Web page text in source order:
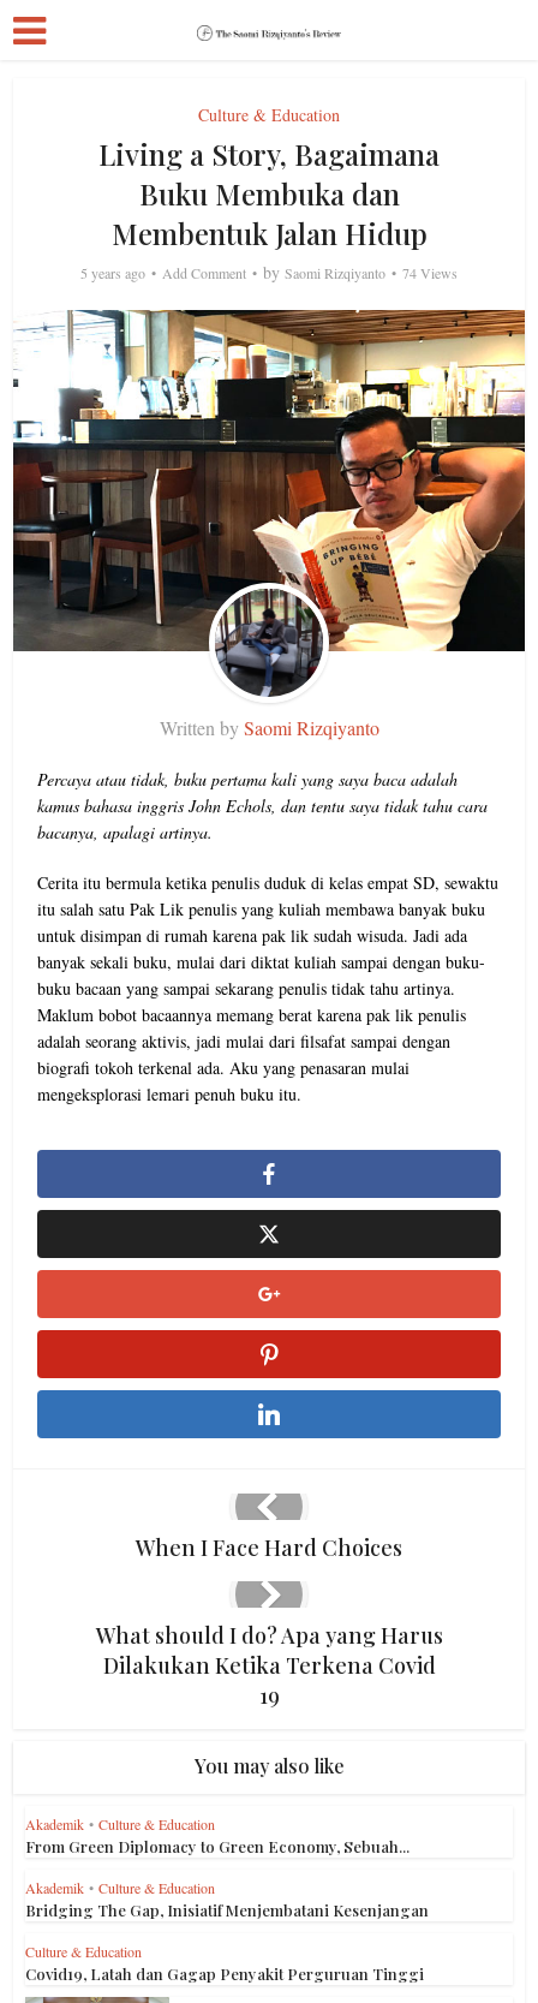
Culture & Education
Living a Story, Bagaimana
Buku Membuka dan
Membentuk Jalan Hidup
5 years ago Add Comment by Saomi Rizqiyanto 74 Views
Written bySaomi Rizqiyanto
Percaya atau tidak, buku pertama kali yang saya baca adalah
kamus bahasa inggris John Echols, dan tentu saya tidak tahu cara
bacanya, apalagi artinya.
Cerita itu bermula ketika penulis duduk di kelas empat SD, sewaktu
itu salah satu Pak Lik penulis yang kuliah membawa banyak buku
untuk disimpan di rumah karena pak lik sudah wisuda. Jadi ada
banyak sekali buku, mulai dari diktat kuliah sampai dengan buku-
buku bacaan yang sampai sekarang penulis tidak tahu artinya.
Maklum bobot bacaannya memang berat karena pak lik penulis
adalah seorang aktivis, jadi mulai dari filsafat sampai dengan
biografi tokoh terkenal ada. Aku yang penasaran mulai
mengeksplorasi lemari penuh buku itu.
When I Face Hard Choices
What should I do? Apa yang Harus
Dilakukan Ketika Terkena Covid
19
You may also like
Akademik • Culture & Education
From Green Diplomacy to Green Economy, Sebuah...
Akademik • Culture & Education
Bridging The Gap, Inisiatif Menjembatani Kesenjangan
Culture & Education
Covid19, Latah dan Gagap Penyakit Perguruan Tinggi